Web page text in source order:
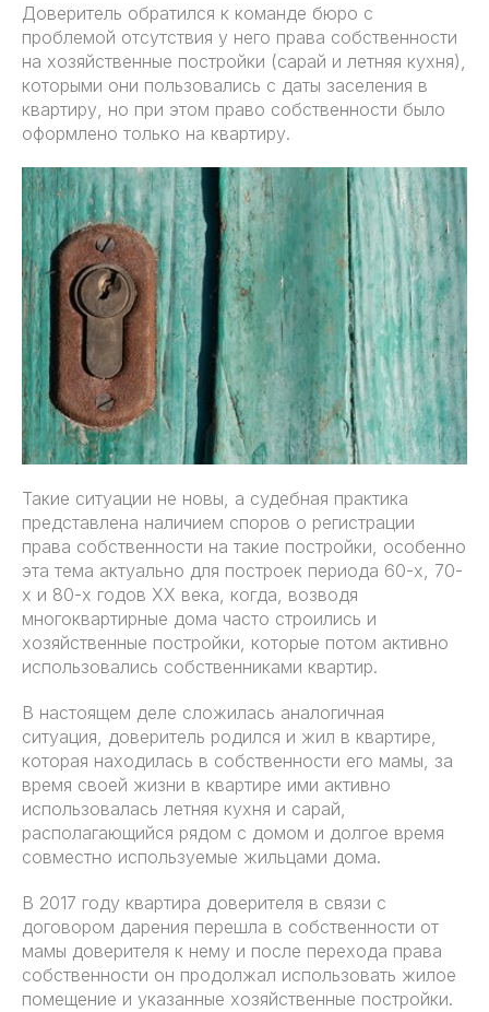
Доверитель обратился к команде бюро с
проблемой отсутствия у него права собственности
на хозяйственные постройки (сарай и летняя кухня),
которыми они пользовались с даты заселения в
квартиру, но при этом право собственности было
оформлено только на квартиру.
Такие ситуации не новы, а судебная практика
представлена наличием споров о регистрации
права собственности на такие постройки, особенно
эта тема актуально для построек периода 60-х, 70-
х и 80-х годов XX века, когда, возводя
многоквартирные дома часто строились и
хозяйственные постройки, которые потом активно
использовались собственниками квартир.
В настоящем деле сложилась аналогичная
ситуация, доверитель родился и жил в квартире,
которая находилась в собственности его мамы, за
время своей жизни в квартире ими активно
использовалась летняя кухня и сарай,
располагающийся рядом с домом и долгое время
совместно используемые жильцами дома.
В 2017 году квартира доверителя в связи с
договором дарения перешла в собственности от
мамы доверителя к нему и после перехода права
собственности он продолжал использовать жилое
помещение и указанные хозяйственные постройки.